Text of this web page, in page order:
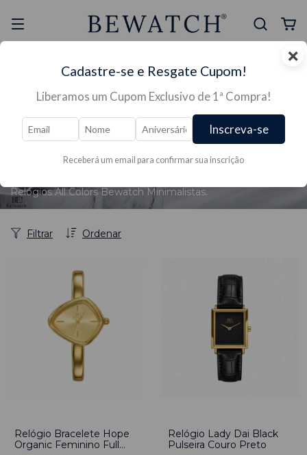
Mais Segura Lojas Físicas
RELÓGIOS CORES → / →Relógios Coloridos
→Relógios Coloridos
Relógios All Colors Bewatch Minimalistas.
Ordenar
Filtrar
Relógio Bracelete Hope
Organic Feminino Full
Relógio Lady Dai Black
Pulseira Couro Preto
×
Cadastre-se e Resgate Cupom!
Liberamos um Cupom Exclusivo de 1ª Compra!
Inscreva-se
Receberá um email para confirmar sua inscrição